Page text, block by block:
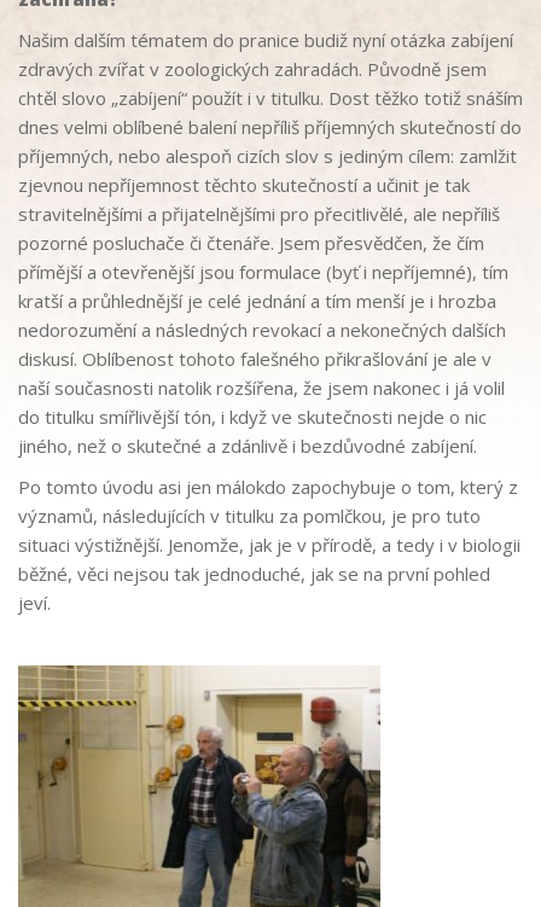
Našim dalším tématem do pranice budiž nyní otázka zabíjení
zdravých zvířat v zoologických zahradách. Původně jsem
chtěl slovo „zabíjení“ použít i v titulku. Dost těžko totiž snáším
dnes velmi oblíbené balení nepříliš příjemných skutečností do
příjemných, nebo alespoň cizích slov s jediným cílem: zamlžit
zjevnou nepříjemnost těchto skutečností a učinit je tak
stravitelnějšími a přijatelnějšími pro přecitlivělé, ale nepříliš
pozorné posluchače či čtenáře. Jsem přesvědčen, že čím
přímější a otevřenější jsou formulace (byť i nepříjemné), tím
kratší a průhlednější je celé jednání a tím menší je i hrozba
nedorozumění a následných revokací a nekonečných dalších
diskusí. Oblíbenost tohoto falešného přikrašlování je ale v
naší současnosti natolik rozšířena, že jsem nakonec i já volil
do titulku smířlivější tón, i když ve skutečnosti nejde o nic
jiného, než o skutečné a zdánlivě i bezdůvodné zabíjení.
Po tomto úvodu asi jen málokdo zapochybuje o tom, který z
významů, následujících v titulku za pomlčkou, je pro tuto
situaci výstižnější. Jenomže, jak je v přírodě, a tedy i v biologii
běžné, věci nejsou tak jednoduché, jak se na první pohled
jeví.